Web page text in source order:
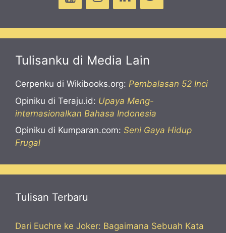
Tulisanku di Media Lain
Cerpenku di Wikibooks.org: Pembalasan 52 Inci
Opiniku di Teraju.id: Upaya Meng-
internasionalkan Bahasa Indonesia
Opiniku di Kumparan.com: Seni Gaya Hidup
Frugal
Tulisan Terbaru
Dari Euchre ke Joker: Bagaimana Sebuah Kata